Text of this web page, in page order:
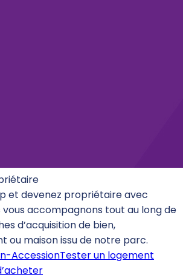
et devenez propriétaire avec
vous accompagnons tout au long de
d’acquisition de bien,
ou maison issu de notre parc.
AccessionTester un logement